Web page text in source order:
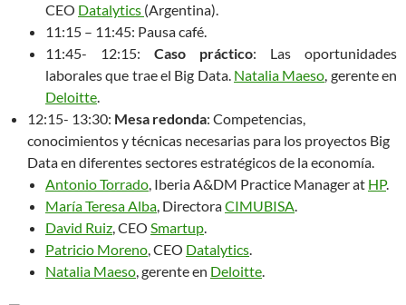
CEO Datalytics (Argentina).
11:15 – 11:45: Pausa café.
11:45- 12:15: Caso práctico: Las oportunidades
laborales que trae el Big Data. Natalia Maeso, gerente en
Deloitte.
12:15- 13:30: Mesa redonda: Competencias,
conocimientos y técnicas necesarias para los proyectos Big
Data en diferentes sectores estratégicos de la economía.
Antonio Torrado, Iberia A&DM Practice Manager at HP.
María Teresa Alba, DirectoraCIMUBISA.
David Ruiz, CEO Smartup.
Patricio Moreno, CEO Datalytics.
Natalia Maeso, gerente en Deloitte.